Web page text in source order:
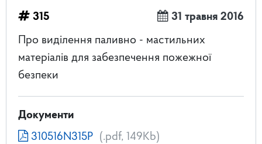
315
31 травня 2016
Про виділення паливно - мастильних
матеріалів для забезпечення пожежної
безпеки
Документи
310516N315P (.pdf, 149Kb)